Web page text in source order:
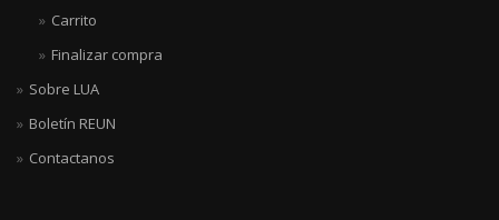
Carrito
Finalizar compra
Sobre LUA
Boletín REUN
Contactanos